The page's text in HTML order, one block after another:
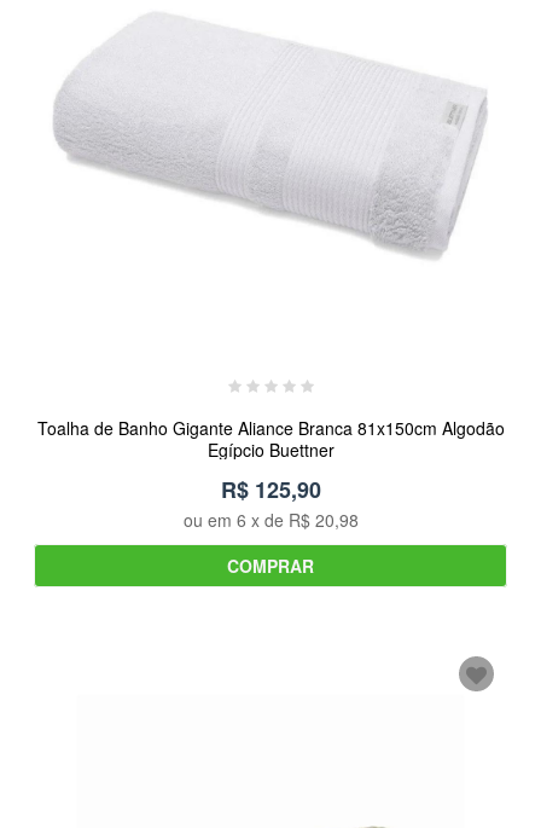
Toalha de Banho Gigante Aliance Branca 81x150cm Algodão
Egípcio Buettner
R$ 125,90
ou em 6 x de R$ 20,98
COMPRAR